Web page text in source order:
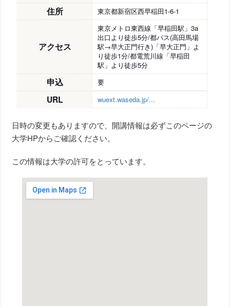
住所 東京都新宿区西早稲田1-6-1
アクセス
東京メトロ東西線「早稲田駅」3a
出口より徒歩5分/都バス(高田馬場
駅→早大正門行き)「早大正門」よ
り徒歩1分/都電荒川線「早稲田
駅」より徒歩5分
申込 要
URL wuext.waseda.jp/...
日時の変更もありますので、開講情報は必ずこのページの
大学HPからご確認ください。
この情報は大学の許可をとっています。